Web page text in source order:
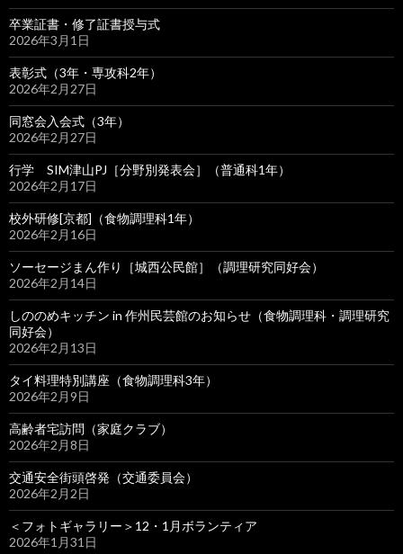
卒業証書・修了証書授与式
2026年3月1日
表彰式（3年・専攻科2年）
2026年2月27日
同窓会入会式（3年）
2026年2月27日
行学 SIM津山PJ［分野別発表会］（普通科1年）
2026年2月17日
校外研修[京都]（食物調理科1年）
2026年2月16日
ソーセージまん作り［城西公民館］（調理研究同好会）
2026年2月14日
しののめキッチン in 作州民芸館のお知らせ（食物調理科・調理研究
同好会）
2026年2月13日
タイ料理特別講座（食物調理科3年）
2026年2月9日
高齢者宅訪問（家庭クラブ）
2026年2月8日
交通安全街頭啓発（交通委員会）
2026年2月2日
＜フォトギャラリー＞12・1月ボランティア
2026年1月31日